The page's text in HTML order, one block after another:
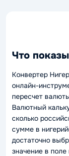
Что
Конвертер
онлайн-
пересчет
Валютный
сколько
сумме в
достаточно
значение в поле